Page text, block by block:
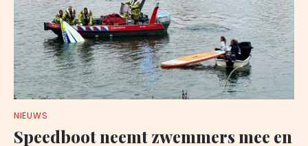
NIEUWS
Speedboot neemt zwemmers mee en